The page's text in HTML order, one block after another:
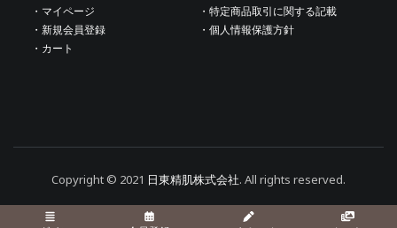
・マイページ
・新規会員登録
・カート
・特定商品取引に関する記載
・個人情報保護方針
Copyright © 2021 日東精肌株式会社. All rights reserved.